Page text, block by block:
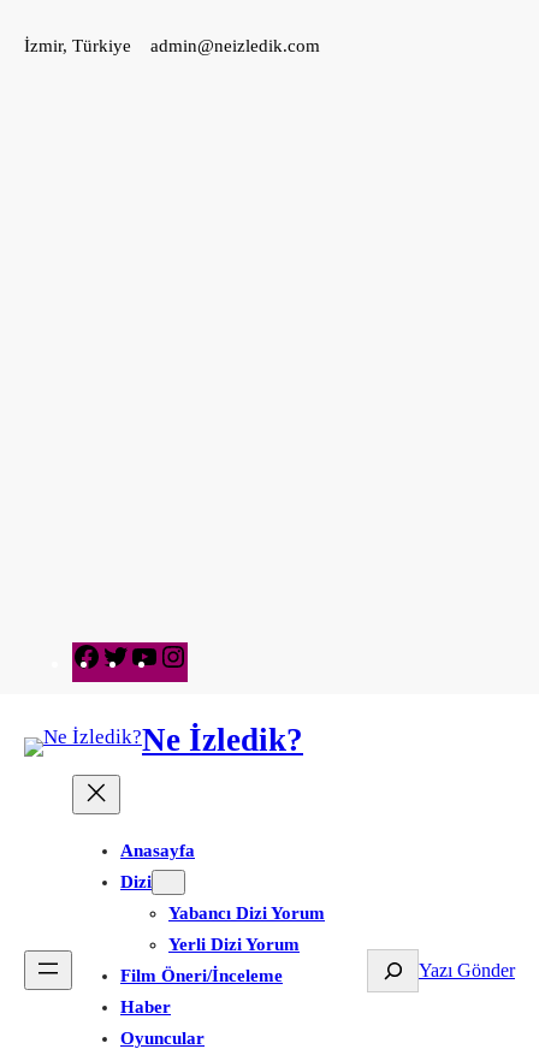
geçİzmir, Türkiye admin@neizledik.com
Facebook
TwitterYouTube
Ne İzledik?
Anasayfa
Dizi
Yabancı Dizi Yorum
Yerli Dizi Yorum
Film Öneri/İnceleme
Haber
Oyuncular
Ara Yazı Gönder